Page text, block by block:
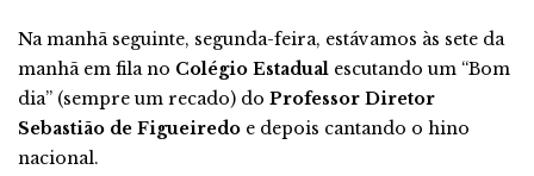
Na manhã seguinte, segunda-feira, estávamos às sete da
manhã em fila no Colégio Estadual escutando um “Bom
dia” (sempre um recado) do Professor Diretor
Sebastião de Figueiredo e depois cantando o hino
nacional.